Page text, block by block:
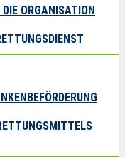
ORGANISATION